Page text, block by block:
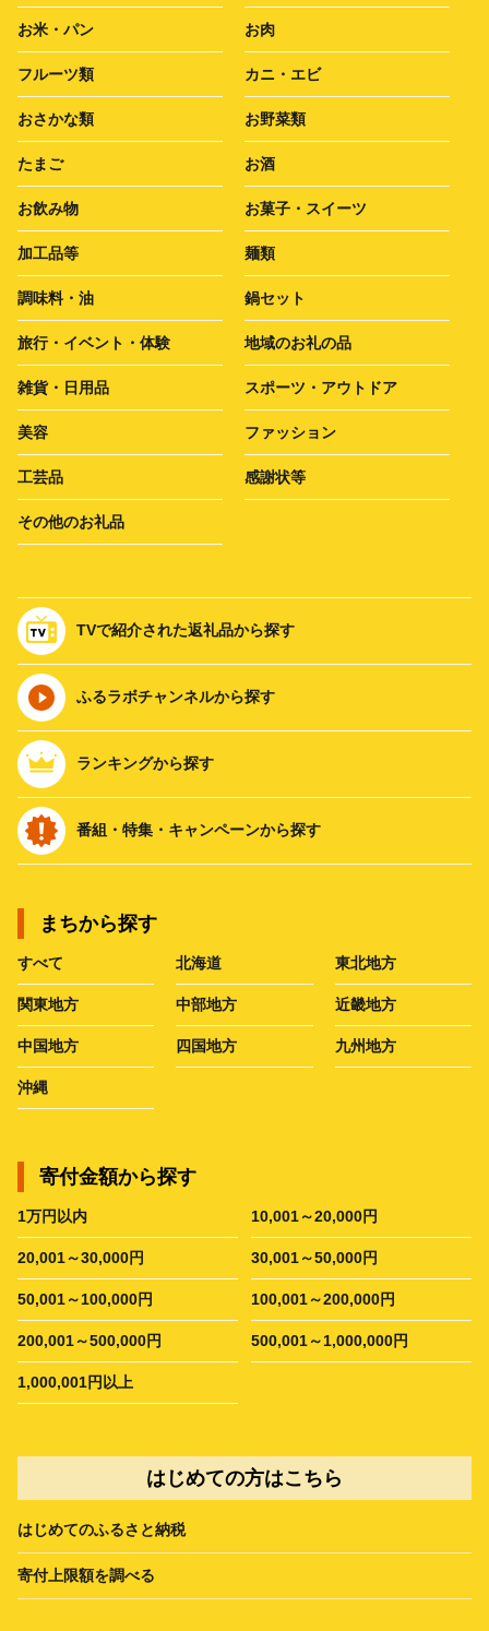
お米・パン お肉
フルーツ類 カニ・エビ
おさかな類 お野菜類
たまご お酒
お飲み物 お菓子・スイーツ
加工品等 麺類
調味料・油 鍋セット
旅行・イベント・体験 地域のお礼の品
雑貨・日用品 スポーツ・アウトドア
美容 ファッション
工芸品 感謝状等
その他のお礼品
TVで紹介された返礼品から探す
ふるラボチャンネルから探す
ランキングから探す
番組・特集・キャンペーンから探す
まちから探す
すべて 北海道 東北地方
関東地方 中部地方 近畿地方
中国地方 四国地方 九州地方
沖縄
寄付金額から探す
1万円以内 10,001～20,000円
20,001～30,000円 30,001～50,000円
50,001～100,000円 100,001～200,000円
200,001～500,000円 500,001～1,000,000円
1,000,001円以上
はじめての方はこちら
はじめてのふるさと納税
寄付上限額を調べる